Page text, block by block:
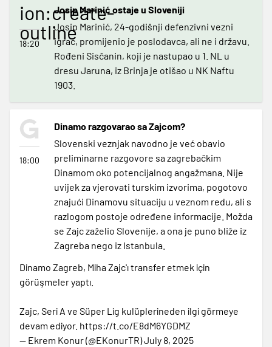
ion:create-
outline
18:20
Josip Marinić ostaje u Sloveniji
Josip Marinić, 24-godišnji defenzivni vezni
igrač, promijenio je poslodavca, ali ne i državu.
Rođeni Sisčanin, koji je nastupao u 1. NL u
dresu Jaruna, iz Brinja je otišao u NK Naftu
1903.
18:00
Dinamo razgovarao sa Zajcom?
Slovenski veznjak navodno je već obavio
preliminarne razgovore sa zagrebačkim
Dinamom oko potencijalnog angažmana. Nije
uvijek za vjerovati turskim izvorima, pogotovo
znajući Dinamovu situaciju u veznom redu, ali s
razlogom postoje određene informacije. Možda
se Zajc zaželio Slovenije, a ona je puno bliže iz
Zagreba nego iz Istanbula.
Dinamo Zagreb, Miha Zajc'ı transfer etmek için
görüşmeler yaptı.
Zajc, Seri A ve Süper Lig kulüplerineden ilgi görmeye
devam ediyor. https://t.co/E8dM6YGDMZ
— Ekrem Konur (@EKonurTR)July 8, 2025